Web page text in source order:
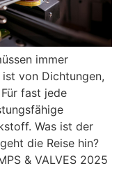
immer
von Dichtungen,
fast jede
Was ist der
die Reise hin?
& VALVES 2025